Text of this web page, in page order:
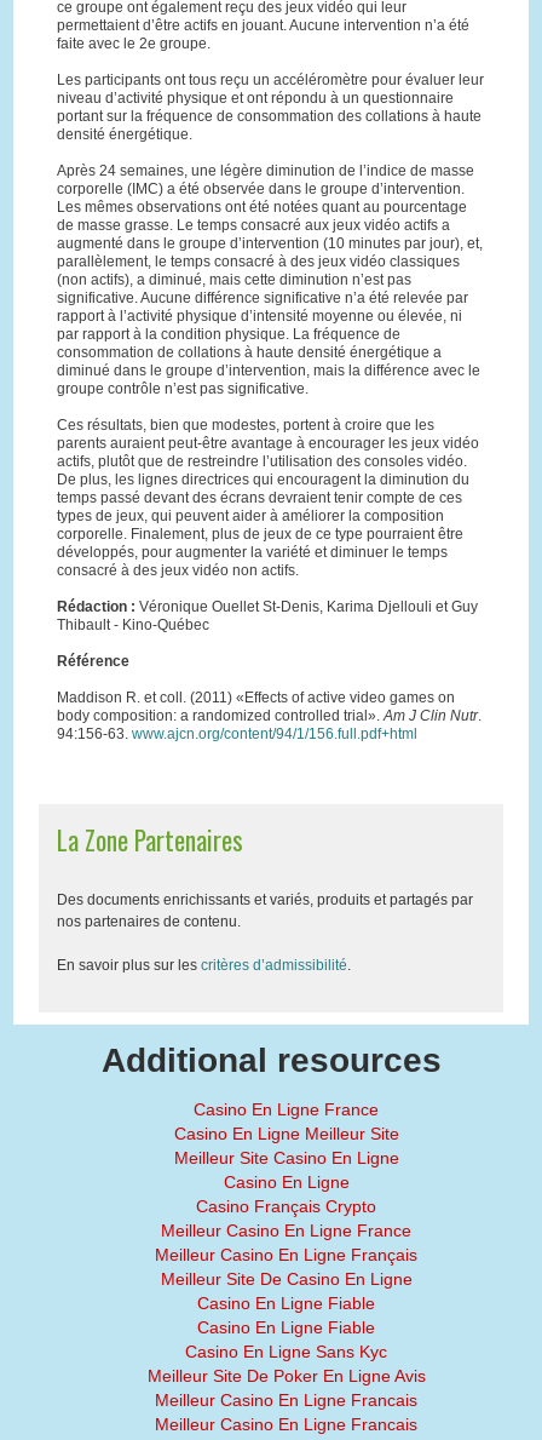
ce groupe ont également reçu des jeux vidéo qui leur
permettaient d’être actifs en jouant. Aucune intervention n’a été
faite avec le 2e groupe.
Les participants ont tous reçu un accéléromètre pour évaluer leur
niveau d’activité physique et ont répondu à un questionnaire
portant sur la fréquence de consommation des collations à haute
densité énergétique.
Après 24 semaines, une légère diminution de l’indice de masse
corporelle (IMC) a été observée dans le groupe d’intervention.
Les mêmes observations ont été notées quant au pourcentage
de masse grasse. Le temps consacré aux jeux vidéo actifs a
augmenté dans le groupe d’intervention (10 minutes par jour), et,
parallèlement, le temps consacré à des jeux vidéo classiques
(non actifs), a diminué, mais cette diminution n’est pas
significative. Aucune différence significative n’a été relevée par
rapport à l’activité physique d’intensité moyenne ou élevée, ni
par rapport à la condition physique. La fréquence de
consommation de collations à haute densité énergétique a
diminué dans le groupe d’intervention, mais la différence avec le
groupe contrôle n’est pas significative.
Ces résultats, bien que modestes, portent à croire que les
parents auraient peut-être avantage à encourager les jeux vidéo
actifs, plutôt que de restreindre l’utilisation des consoles vidéo.
De plus, les lignes directrices qui encouragent la diminution du
temps passé devant des écrans devraient tenir compte de ces
types de jeux, qui peuvent aider à améliorer la composition
corporelle. Finalement, plus de jeux de ce type pourraient être
développés, pour augmenter la variété et diminuer le temps
consacré à des jeux vidéo non actifs.
Rédaction : Véronique Ouellet St-Denis, Karima Djellouli et Guy
Thibault - Kino-Québec
Référence
Maddison R. et coll. (2011) «Effects of active video games on
body composition: a randomized controlled trial».Am J Clin Nutr.
94:156-63. www.ajcn.org/content/94/1/156.full.pdf+html
La Zone Partenaires
Des documents enrichissants et variés, produits et partagés par
nos partenaires de contenu.
En savoir plus sur les critères d’admissibilité.
Additional resources
Casino En Ligne France
Casino En Ligne Meilleur Site
Meilleur Site Casino En Ligne
Casino En Ligne
Casino Français Crypto
Meilleur Casino En Ligne France
Meilleur Casino En Ligne Français
Meilleur Site De Casino En Ligne
Casino En Ligne Fiable
Casino En Ligne Fiable
Casino En Ligne Sans Kyc
Meilleur Site De Poker En Ligne Avis
Meilleur Casino En Ligne Francais
Meilleur Casino En Ligne Francais